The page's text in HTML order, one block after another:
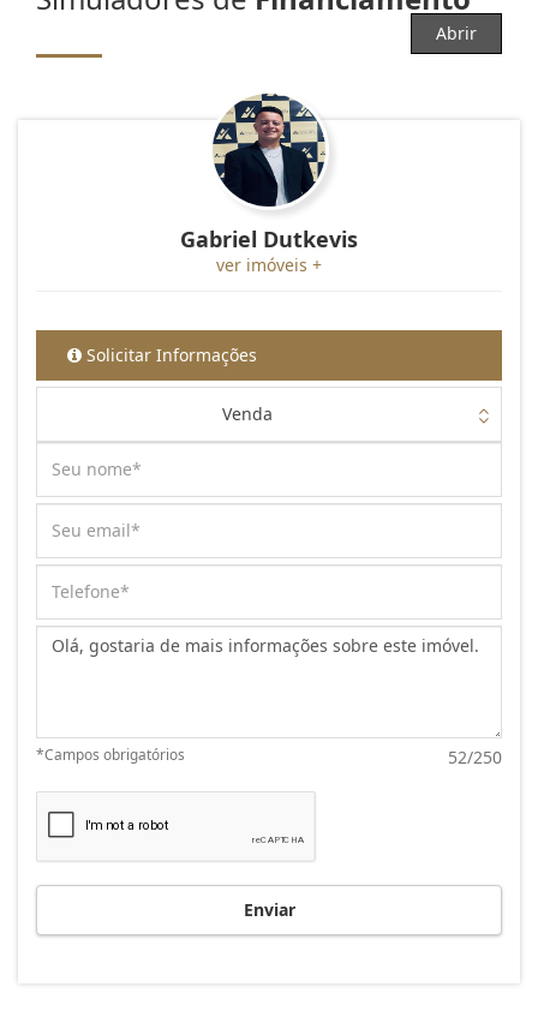
Abrir
Gabriel Dutkevis
ver imóveis +
Solicitar Informações
Venda
Mensagem:
52/250
*Campos obrigatórios
Enviar